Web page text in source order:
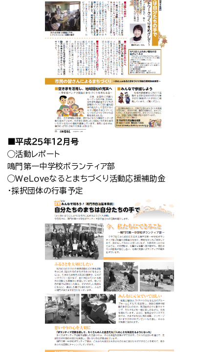
■平成２５年１２月号
◯活動レポート
鳴門第一中学校ボランティア部
◯ＷｅＬｏｖｅなるとまちづくり活動応援補助金
・採択団体の行事予定